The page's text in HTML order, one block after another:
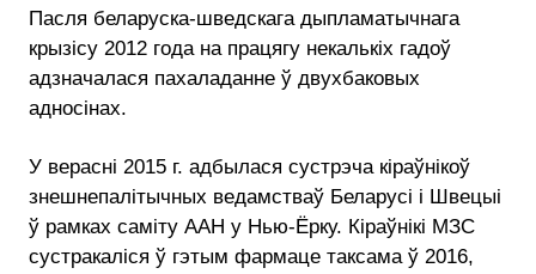
Пасля беларуска-шведскага дыпламатычнага
крызісу 2012 года на працягу некалькіх гадоў
адзначалася пахаладанне ў двухбаковых
адносінах.
У верасні 2015 г. адбылася сустрэча кіраўнікоў
знешнепалітычных ведамстваў Беларусі і Швецыі
ў рамках саміту ААН у Нью-Ёрку. Кіраўнікі МЗС
сустракаліся ў гэтым фармаце таксама ў 2016,